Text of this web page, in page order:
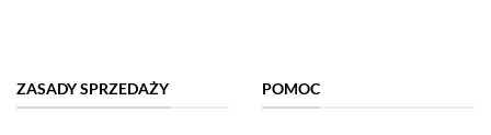
ZASADY SPRZEDAŻY POMOC